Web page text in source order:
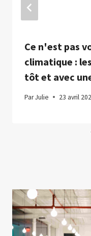
Ce n'est pas
climatique :
tôt et avec
ParJulie 23 avril